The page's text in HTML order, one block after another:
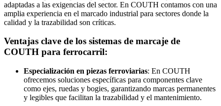
adaptadas a las exigencias del sector. En COUTH contamos con una
amplia experiencia en el marcado industrial para sectores donde la
calidad y la trazabilidad son críticas.
Ventajas clave de los sistemas de marcaje de
COUTH para ferrocarril:
Especialización en piezas ferroviarias: En COUTH
ofrecemos soluciones específicas para componentes clave
como ejes, ruedas y bogies, garantizando marcas permanentes
y legibles que facilitan la trazabilidad y el mantenimiento.